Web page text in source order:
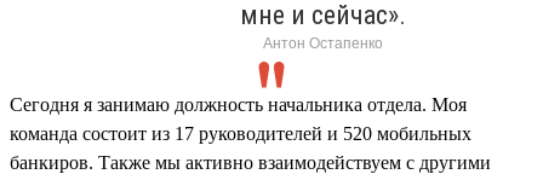
мне и сейчас».
Антон Остапенко
Сегодня я занимаю должность начальника отдела. Моя
команда состоит из 17 руководителей и 520 мобильных
банкиров. Также мы активно взаимодействуем с другими